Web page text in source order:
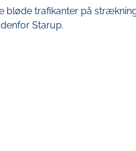
bløde trafikanter på
Starup.